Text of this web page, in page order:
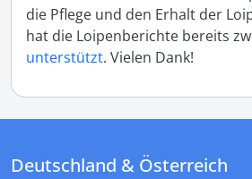
die Pflege und den Erhalt der
hat die Loipenberichte bereits
unterstützt. Vielen Dank!
Deutschland & Österreich